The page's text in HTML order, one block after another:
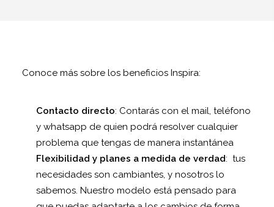
Conoce más sobre los beneficios Inspira:
Contacto directo: Contarás con el mail, teléfono
y whatsapp de quien podrá resolver cualquier
problema que tengas de manera instantánea
Flexibilidad y planes a medida de verdad: tus
necesidades son cambiantes, y nosotros lo
sabemos. Nuestro modelo está pensado para